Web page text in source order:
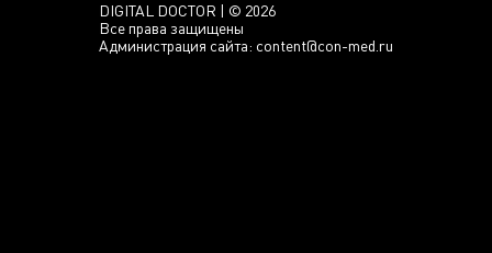
DIGITAL DOCTOR | © 2026
Все права защищены
Администрация сайта: content@con-med.ru